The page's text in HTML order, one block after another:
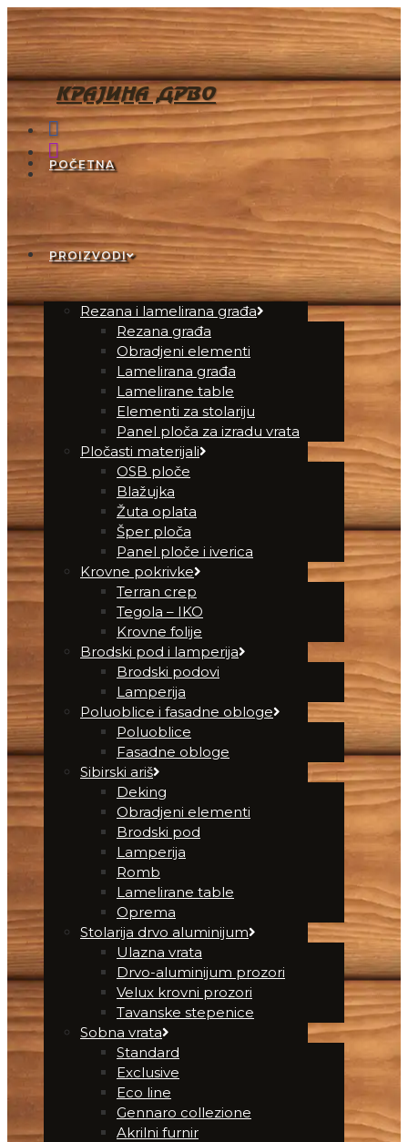
KRAJINA DRVO
POČETNA
PROIZVODI
Rezana i lamelirana građa
Rezana građa
Obradjeni elementi
Lamelirana građa
Lamelirane table
Elementi za stolariju
Panel ploča za izradu vrata
Pločasti materijali
OSB ploče
Blažujka
Žuta oplata
Šper ploča
Panel ploče i iverica
Krovne pokrivke
Terran crep
Tegola – IKO
Krovne folije
Brodski pod i lamperija
Brodski podovi
Lamperija
Poluoblice i fasadne obloge
Poluoblice
Fasadne obloge
Sibirski ariš
Deking
Obradjeni elementi
Brodski pod
Lamperija
Romb
Lamelirane table
Oprema
Stolarija drvo aluminijum
Ulazna vrata
Drvo-aluminijum prozori
Velux krovni prozori
Tavanske stepenice
Sobna vrata
Standard
Exclusive
Eco line
Gennaro collezione
Akrilni furnir